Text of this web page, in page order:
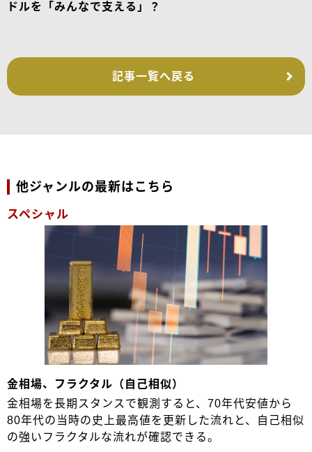
ドルを「みんなで支える」？
記事一覧へ戻る
他ジャンルの最新はこちら
スペシャル
金相場、フラクタル（自己相似）
金相場を長期スタンスで観測すると、70年代安値から
80年代の当時の史上最高値を更新した流れと、自己相似
の強いフラクタルな流れが確認できる。